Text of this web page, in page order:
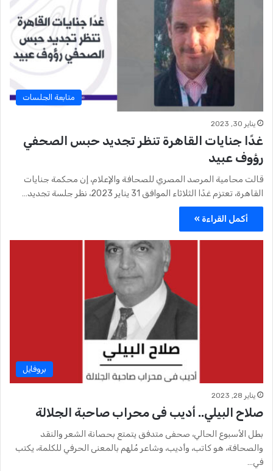
متابعة الجلسات
يناير 30, 2023
غدًا جنايات القاهرة تنظر تجديد حبس الصحفي
رؤوف عبيد
قالت محامية المرصد المصري للصحافة والإعلام، إن محكمة جنايات
القاهرة، تعتزم غدًا الثلاثاء الموافق 31 يناير 2023، نظر جلسة تجديد…
أكمل القراءة »
بروفايل
يناير 28, 2023
صلاح البيلي.. أديب فى محراب صاحبة الجلالة
بطل الأسبوع الحالي، صحفى متدفق يتمتع بحصانة الشعر والنقد
والصحافة، هو كاتب، وأديب، وشاعر مُلهم بالمعنى الحرفي للكلمة، يكتب
في…